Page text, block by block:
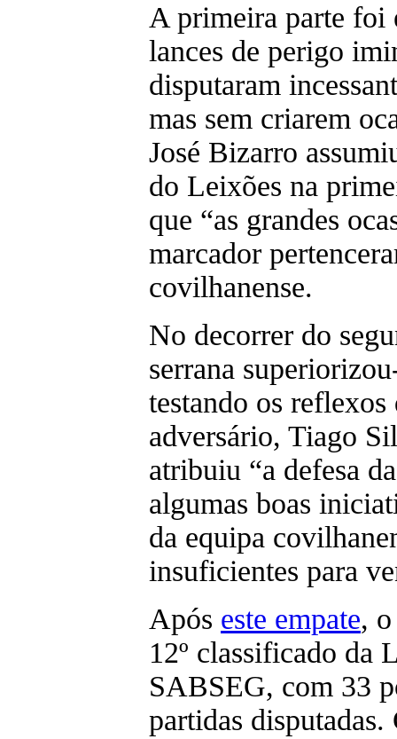
A primeira parte foi
lances de perigo
disputaram
mas sem criarem
José Bizarro
do Leixões na
que “as grandes
marcador
covilhanense.
No decorrer do
serrana
testando os reflexos
adversário, Tiago
atribuiu “a defesa
algumas boas
da equipa
insuficientes para
Após este empate,
12º classificado da
SABSEG, com 33
partidas